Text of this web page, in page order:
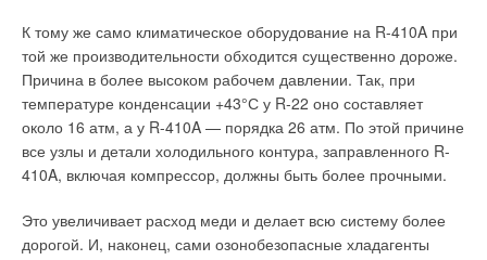
К тому же само климатическое оборудование на R-410A при
той же производительности обходится существенно дороже.
Причина в более высоком рабочем давлении. Так, при
температуре конденсации +43°С у R-22 оно составляет
около 16 атм, а у R-410A — порядка 26 атм. По этой причине
все узлы и детали холодильного контура, заправленного R-
410A, включая компрессор, должны быть более прочными.
Это увеличивает расход меди и делает всю систему более
дорогой. И, наконец, сами озонобезопасные хладагенты
Нагревательный матdevimat™ может быть установлен
поверх старого плиточного покрытия или бетонного пола.
Чаще всего нагревательный мат укладывают на кухнях и в
ванных комнатах, но эта кабельная система может быть
использована в любом помещении при ремонте и там, где
существует ограничение по высоте конструкции пола.
Выбор оборудования
На основе расчета мощности системы отопления можно
помощью комбинированных и фланцевых деталей.
Специальные комбинированные с металлом детали,
запорная арматура и крепеж позволяют комбинировать
полипропиленовые трубы с другими системами и собирать
практически любые схемы. За время плодотворного
сотрудничества с компанией SPK, компания «Эгопласт»
труб и фитингов на российском рынке, это обусловлено
рядом причин, в частности использованием компанией